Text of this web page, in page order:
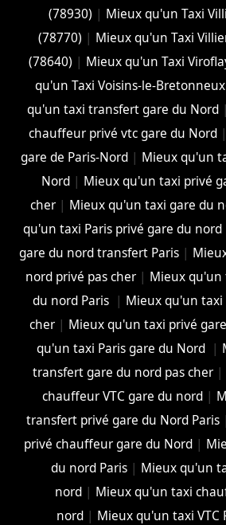
(78930) | Mieux qu'un Taxi
(78770) | Mieux qu'un Taxi
(78640) | Mieux qu'un Taxi
qu'un Taxi Voisins-le-
qu'un taxi transfert gare du Nord|
chauffeur privé vtc gare du Nord|
gare de Paris-Nord | Mieux qu'un
Nord| Mieux qu'un taxi privé
cher | Mieux qu'un taxi gare du
qu'un taxi Paris privé gare du nord
gare du nord transfert Paris|
nord privé pas cher | Mieux
du nord Paris | Mieux qu'un taxi
cher | Mieux qu'un taxi privé
qu'un taxi Paris gare du Nord |
transfert gare du nord pas cher|
chauffeur VTC gare du nord |
transfert privé gare du Nord Paris|
privé chauffeur gare du Nord|
du nord Paris| Mieux qu'un
nord | Mieux qu'un taxi
nord| Mieux qu'un taxi VTC